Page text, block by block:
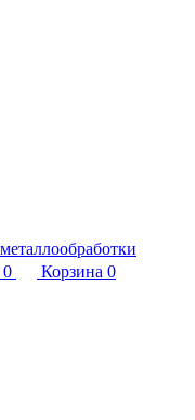
0 Корзина 0